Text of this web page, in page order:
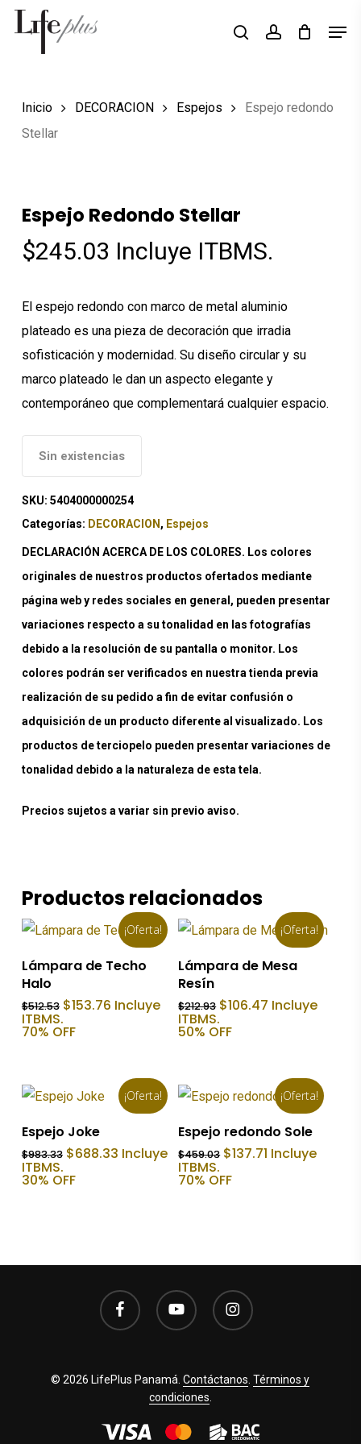
Skip
Búsqueda
productos
searchaccount
Inicio DECORACION Espejos
Espejo redondo
Stellar
Espejo Redondo Stellar
$245.03 Incluye ITBMS.
El espejo redondo con marco de metal aluminio
plateado es una pieza de decoración que irradia
sofisticación y modernidad. Su diseño circular y su
marco plateado le dan un aspecto elegante y
contemporáneo que complementará cualquier espacio.
Sin existencias
SKU: 5404000000254
Categorías: DECORACION , Espejos
DECLARACIÓN ACERCA DE LOS COLORES. Los colores
originales de nuestros productos ofertados mediante
página web y redes sociales en general, pueden presentar
variaciones respecto a su tonalidad en las fotografías
debido a la resolución de su pantalla o monitor. Los
colores podrán ser verificados en nuestra tienda previa
realización de su pedido a fin de evitar confusión o
adquisición de un producto diferente al visualizado. Los
productos de terciopelo pueden presentar variaciones de
tonalidad debido a la naturaleza de esta tela.
Precios sujetos a variar sin previo aviso.
Productos relacionados
¡Oferta!
Añadir Al Carrito
Lámpara de Techo
Halo
$512.53 El
precio
original
$153.76El
precio
Incluye
ITBMS.
70% OFF
¡Oferta!
Añadir Al Carrito
Lámpara de Mesa
Resín
$212.93 El
precio
original
$106.47 El
precio
Incluye
ITBMS.
50% OFF
¡Oferta!
Añadir Al Carrito
Espejo Joke
$983.33 El
original
$688.33El
precio
Incluye
ITBMS.
30% OFF
¡Oferta!
Añadir Al Carrito
Espejo redondo Sole
$459.03 El
original
$137.71 El
precio
Incluye
ITBMS.
70% OFF
facebook youtube instagram
© 2026 LifePlus Panamá.Contáctanos .Términos y
condiciones